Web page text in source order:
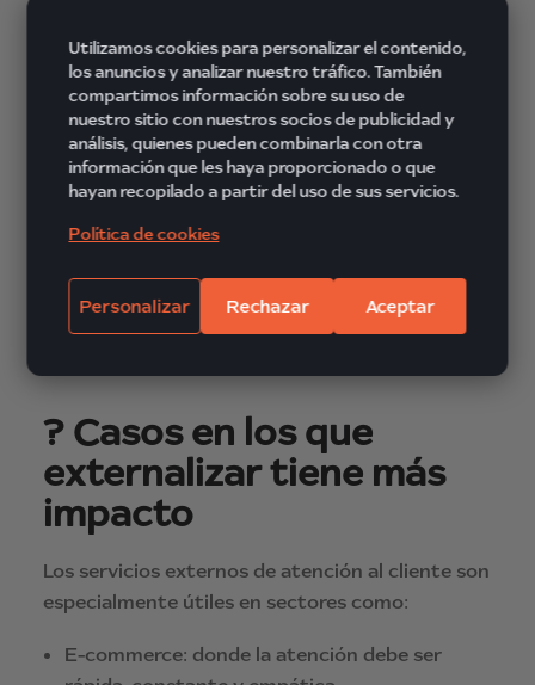
Gestión de leads y formularios web
Encuestas de satisfacción y control de
calidad
Campañas multicanal personalizadas
Contamos con tecnología avanzada, personal
continua. Esto nos permite garantizar
resultados medibles y una atención al cliente
alineada con los objetivos de cada empresa.
? Casos en los que
externalizar tiene más
impacto
Los servicios externos de atención al cliente son
especialmente útiles en sectores como:
E-commerce: donde la atención debe ser
Utilizamos cookies para personalizar el contenido,
los anuncios y analizar nuestro tráfico. También
compartimos información sobre su uso de
nuestro sitio con nuestros socios de publicidad y
análisis, quienes pueden combinarla con otra
información que les haya proporcionado o que
hayan recopilado a partir del uso de sus servicios.
Política de cookies
Personalizar Rechazar Aceptar